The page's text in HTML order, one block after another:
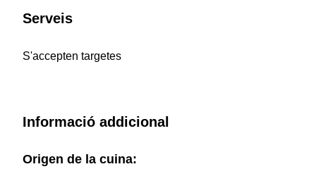
Serveis
S'accepten targetes
Informació addicional
Origen de la cuina: